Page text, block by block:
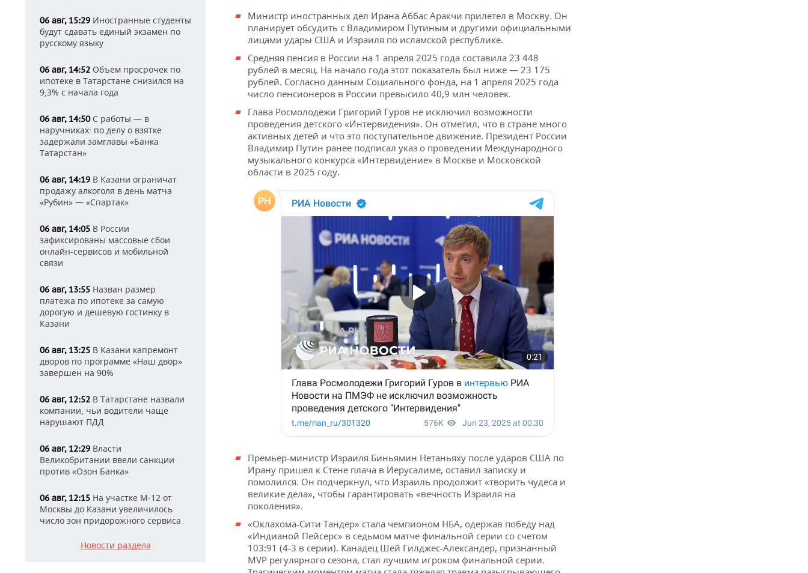
06 авг, 15:29 Иностранные студенты
будут сдавать единый экзамен по
русскому языку
06 авг, 14:52 Объем просрочек по
ипотеке в Татарстане снизился на
9,3% с начала года
06 авг, 14:50С работы — в
наручниках: по делу о взятке
задержали замглавы «Банка
Татарстан»
06 авг, 14:19 В Казани ограничат
продажу алкоголя в день матча
«Рубин» — «Спартак»
06 авг, 14:05 В России
зафиксированы массовые сбои
онлайн-сервисов и мобильной
связи
06 авг, 13:55 Назван размер
платежа по ипотеке за самую
дорогую и дешевую гостинку в
Казани
06 авг, 13:25 В Казани капремонт
дворов по программе «Наш двор»
завершен на 90%
06 авг, 12:52 В Татарстане назвали
компании, чьи водители чаще
нарушают ПДД
06 авг, 12:29 Власти
Великобритании ввели санкции
против «Озон Банка»
06 авг, 12:15 На участке М-12 от
Москвы до Казани увеличилось
число зон придорожного сервиса
Новости раздела
Министр иностранных дел Ирана Аббас Аракчи прилетел в Москву. Он
планирует обсудить с Владимиром Путиным и другими официальными
лицами удары США и Израиля по исламской республике.
Средняя пенсия в России на 1 апреля 2025 года составила 23 448
рублей в месяц. На начало года этот показатель был ниже — 23 175
рублей. Согласно данным Социального фонда, на 1 апреля 2025 года
число пенсионеров в России превысило 40,9 млн человек.
Глава Росмолодежи Григорий Гуров не исключил возможности
проведения детского «Интервидения». Он отметил, что в стране много
активных детей и что это поступательное движение. Президент России
Владимир Путин ранее подписал указ о проведении Международного
музыкального конкурса «Интервидение» в Москве и Московской
области в 2025 году.
Премьер-министр Израиля Биньямин Нетаньяху после ударов США по
Ирану пришел к Стене плача в Иерусалиме, оставил записку и
помолился. Он подчеркнул, что Израиль продолжит «творить чудеса и
великие дела», чтобы гарантировать «вечность Израиля на
поколения».
«Оклахома-Сити Тандер» стала чемпионом НБА, одержав победу над
«Индианой Пейсерс» в седьмом матче финальной серии со счетом
103:91 (4-3 в серии). Канадец Шей Гилджес-Александер, признанный
MVP регулярного сезона, стал лучшим игроком финальной серии.